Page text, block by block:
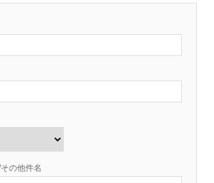
の他件名